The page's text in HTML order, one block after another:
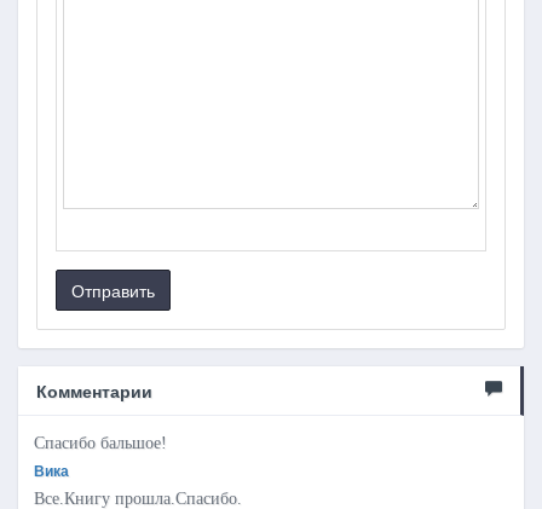
Отправить
Комментарии
Спасибо бальшое!
Вика
Все.Книгу прошла.Спасибо.